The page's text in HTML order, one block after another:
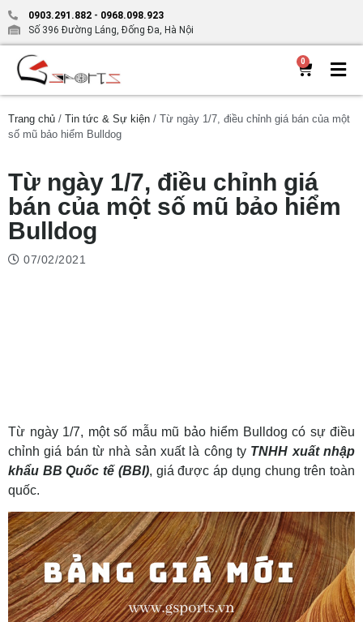
0903.291.882 - 0968.098.923
Số 396 Đường Láng, Đống Đa, Hà Nội
0
Trang chủ / Tin tức & Sự kiện / Từ ngày 1/7, điều chỉnh giá bán của một
số mũ bảo hiểm Bulldog
Từ ngày 1/7, điều chỉnh giá
bán của một số mũ bảo hiểm
Bulldog
07/02/2021
Từ ngày 1/7, một số mẫu mũ bảo hiểm Bulldog có sự điều
chỉnh giá bán từ nhà sản xuất là công ty TNHH xuất nhập
khẩu BB Quốc tế (BBI), giá được áp dụng chung trên toàn
quốc.